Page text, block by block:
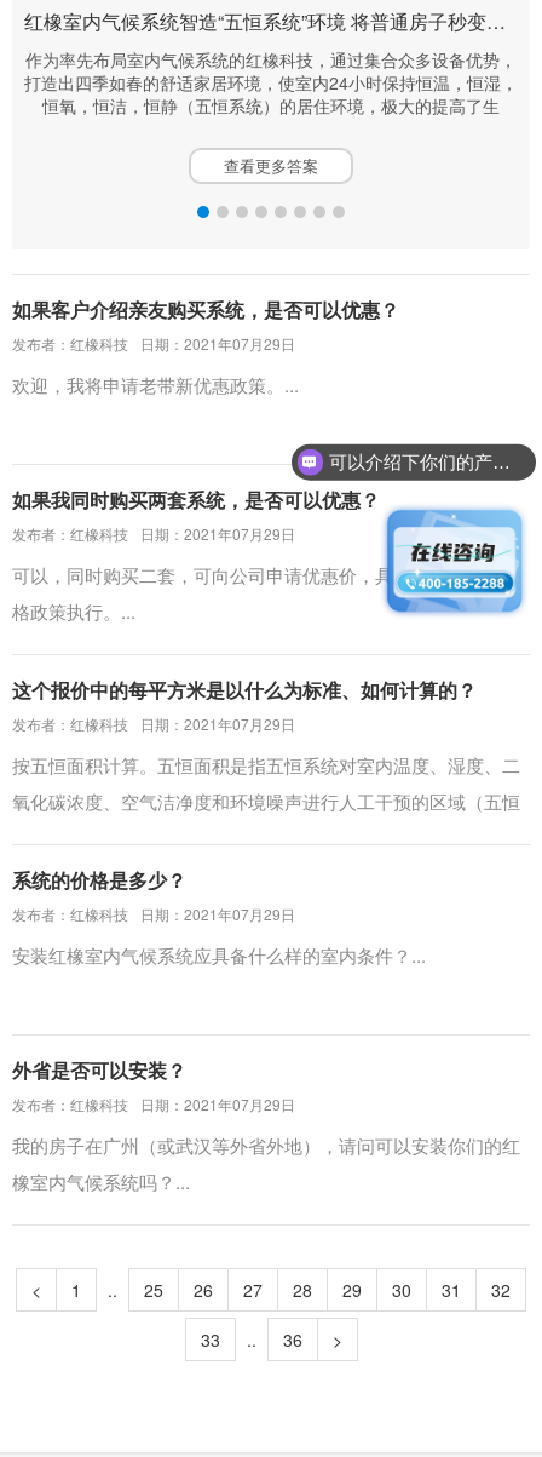
红橡室内气候系统智造“五恒系统”环境 将普通房子秒变科技住宅
作为率先布局室内气候系统的红橡科技，通过集合众多设备优势，
打造出四季如春的舒适家居环境，使室内24小时保持恒温，恒湿，
恒氧，恒洁，恒静（五恒系统）的居住环境，极大的提高了生
查看更多答案
如果客户介绍亲友购买系统，是否可以优惠？
发布者：红橡科技 日期：2021年07月29日
欢迎，我将申请老带新优惠政策。...
如果我同时购买两套系统，是否可以优惠？
发布者：红橡科技 日期：2021年07月29日
可以，同时购买二套，可向公司申请优惠价，具体优惠按当期价
格政策执行。...
这个报价中的每平方米是以什么为标准、如何计算的？
发布者：红橡科技 日期：2021年07月29日
按五恒面积计算。五恒面积是指五恒系统对室内温度、湿度、二
氧化碳浓度、空气洁净度和环境噪声进行人工干预的区域（五恒
系统的价格是多少？
发布者：红橡科技 日期：2021年07月29日
安装红橡室内气候系统应具备什么样的室内条件？...
外省是否可以安装？
发布者：红橡科技 日期：2021年07月29日
我的房子在广州（或武汉等外省外地），请问可以安装你们的红
橡室内气候系统吗？...
< 1 .. 25 26 27 28 29 30 31 32
33 .. 36 >
可以介绍下你们的产品么？